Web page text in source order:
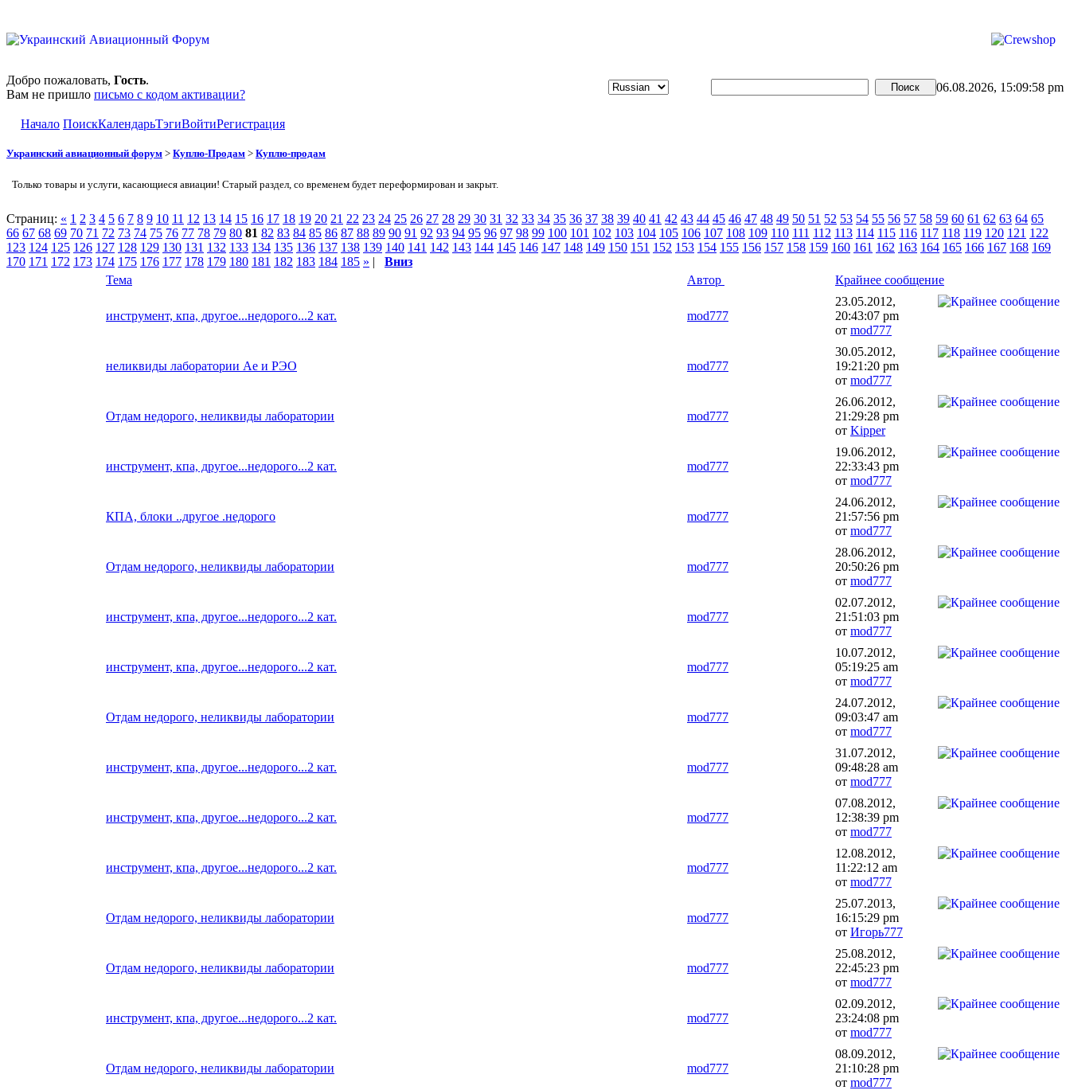
Добро пожаловать, Гость.
Вам не пришло письмо с кодом активации?
06.08.2026, 15:09:58 pm
Начало ПоискКалендарьТэгиВойтиРегистрация
Украинский авиационный форум > Куплю-Продам > Куплю-продам
Только товары и услуги, касающиеся авиации! Старый раздел, со временем будет переформирован и закрыт.
Страниц: « 1 2 3 4 5 6 7 8 9 10 11 12 13 14 15 16 17 18 19 20 21 22 23 24 25 26 27 28 29 30 31 32 33 34 35 36 37 38 39 40 41 42 43 44 45 46 47 48 49 50 51 52 53 54 55 56 57 58 59 60 61 62 63 64 65
66 67 68 69 70 71 72 73 74 75 76 77 78 79 80 81 82 83 84 85 86 87 88 89 90 91 92 93 94 95 96 97 98 99 100 101 102 103 104 105 106 107 108 109 110 111 112 113 114 115 116 117 118 119 120 121 122
123 124 125 126 127 128 129 130 131 132 133 134 135 136 137 138 139 140 141 142 143 144 145 146 147 148 149 150 151 152 153 154 155 156 157 158 159 160 161 162 163 164 165 166 167 168 169
170 171 172 173 174 175 176 177 178 179 180 181 182 183 184 185 » | Вниз
Тема
Автор Крайнее сообщение
инструмент, кпа, другое...недорого...2 кат. mod777
23.05.2012,
20:43:07 pm
от mod777
неликвиды лаборатории Ае и РЭО mod777
30.05.2012,
19:21:20 pm
от mod777
Отдам недорого, неликвиды лаборатории mod777
26.06.2012,
21:29:28 pm
от Kipper
инструмент, кпа, другое...недорого...2 кат. mod777
19.06.2012,
22:33:43 pm
от mod777
КПА, блоки ..другое .недорого mod777
24.06.2012,
21:57:56 pm
от mod777
Отдам недорого, неликвиды лаборатории mod777
28.06.2012,
20:50:26 pm
от mod777
инструмент, кпа, другое...недорого...2 кат. mod777
02.07.2012,
21:51:03 pm
от mod777
инструмент, кпа, другое...недорого...2 кат. mod777
10.07.2012,
05:19:25 am
от mod777
Отдам недорого, неликвиды лаборатории mod777
24.07.2012,
09:03:47 am
от mod777
инструмент, кпа, другое...недорого...2 кат. mod777
31.07.2012,
09:48:28 am
от mod777
инструмент, кпа, другое...недорого...2 кат. mod777
07.08.2012,
12:38:39 pm
от mod777
инструмент, кпа, другое...недорого...2 кат. mod777
12.08.2012,
11:22:12 am
от mod777
Отдам недорого, неликвиды лаборатории mod777
25.07.2013,
16:15:29 pm
от Игорь777
Отдам недорого, неликвиды лаборатории mod777
25.08.2012,
22:45:23 pm
от mod777
инструмент, кпа, другое...недорого...2 кат. mod777
02.09.2012,
23:24:08 pm
от mod777
Отдам недорого, неликвиды лаборатории mod777
08.09.2012,
21:10:28 pm
от mod777